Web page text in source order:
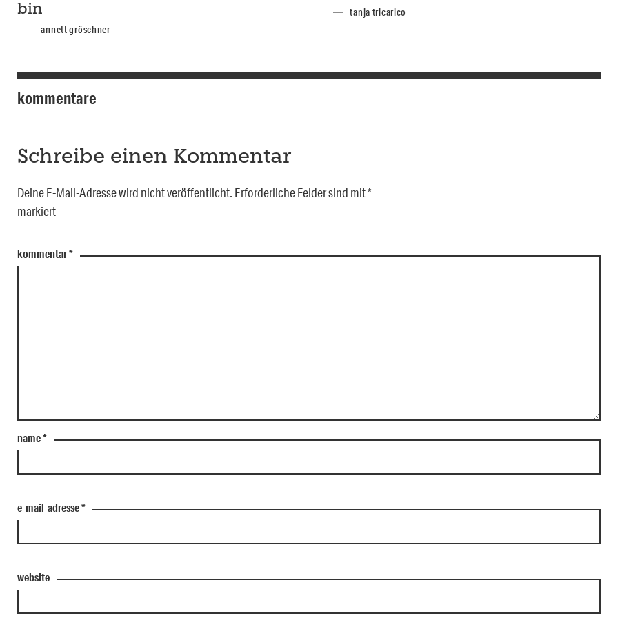
bin
annett gröschner
tanja tricarico
kommentare
Schreibe einen Kommentar
Deine E-Mail-Adresse wird nicht veröffentlicht. Erforderliche Felder sind mit*
markiert
kommentar*
name*
e-mail-adresse*
website